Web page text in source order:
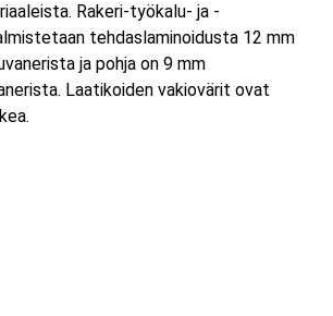
Rakeri-työkalu- ja -
tehdaslaminoidusta 12 mm
ja pohja on 9 mm
Laatikoiden vakiovärit ovat